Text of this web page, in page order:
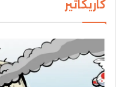
كاريكاتير